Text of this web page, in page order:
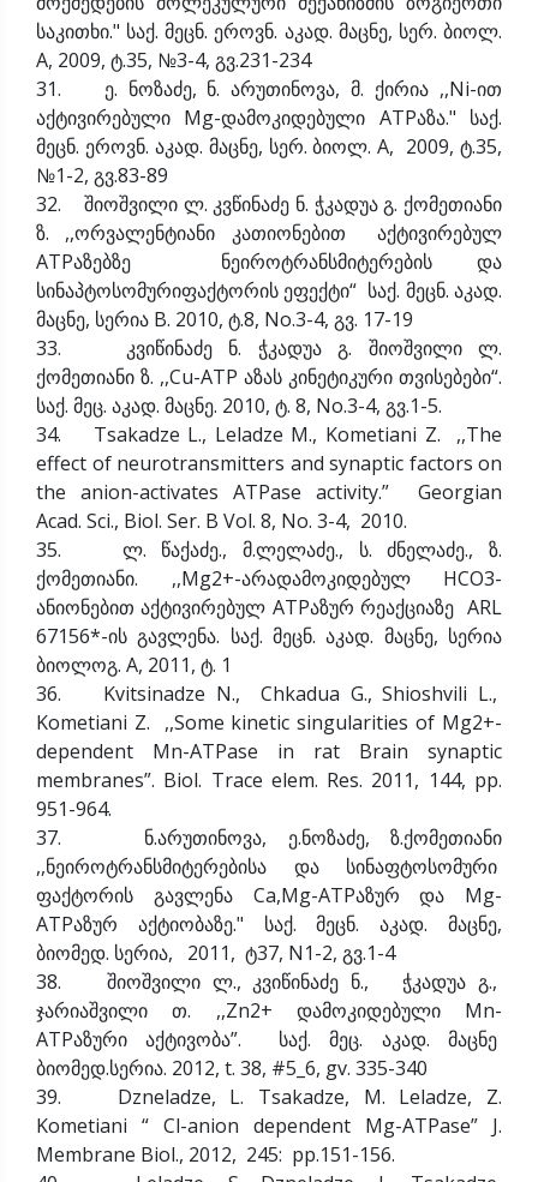
საკითხი." საქ. მეცნ. ეროვნ. აკად. მაცნე, სერ. ბიოლ.
A, 2009, ტ.35, №3-4, გვ.231-234
31. ე. ნოზაძე, ნ. არუთინოვა, მ. ქირია ,,Ni-ით
აქტივირებული Mg-დამოკიდებული ATPაზა." საქ.
მეცნ. ეროვნ. აკად. მაცნე, სერ. ბიოლ. A, 2009, ტ.35,
№1-2, გვ.83-89
32. შიოშვილი ლ. კვწინაძე ნ. ჭკადუა გ. ქომეთიანი
ზ. ,,ორვალენტიანი კათიონებით აქტივირებულ
ATPაზებზე ნეიროტრანსმიტერების და
სინაპტოსომურიფაქტორის ეფექტი“ საქ. მეცნ. აკად.
მაცნე, სერია B. 2010, ტ.8, No.3-4, გვ. 17-19
33. კვიწინაძე ნ. ჭკადუა გ. შიოშვილი ლ.
ქომეთიანი ზ. ,,Cu-ATP აზას კინეტიკური თვისებები“.
საქ. მეც. აკად. მაცნე. 2010, ტ. 8, No.3-4, გვ.1-5.
34. Tsakadze L., Leladze M., Kometiani Z. ,,The
effect of neurotransmitters and synaptic factors on
the anion-activates ATPase activity.” Georgian
Acad. Sci., Biol. Ser. B Vol. 8, No. 3-4, 2010.
35. ლ. წაქაძე., მ.ლელაძე., ს. ძნელაძე., ზ.
ქომეთიანი. ,,Mg2+-არადამოკიდებულ HCO3-
ანიონებით აქტივირებულ ATPაზურ რეაქციაზე ARL
67156*-ის გავლენა. საქ. მეცნ. აკად. მაცნე, სერია
ბიოლოგ. A, 2011, ტ. 1
36. Kvitsinadze N., Chkadua G., Shioshvili L.,
Kometiani Z. ,,Some kinetic singularities of Mg2+-
dependent Mn-ATPase in rat Brain synaptic
membranes”. Biol. Trace elem. Res. 2011, 144, pp.
951-964.
37. ნ.არუთინოვა, ე.ნოზაძე, ზ.ქომეთიანი
,,ნეიროტრანსმიტერებისა და სინაფტოსომური
ფაქტორის გავლენა Ca,Mg-ATPაზურ და Mg-
ATPაზურ აქტიობაზე." საქ. მეცნ. აკად. მაცნე,
ბიომედ. სერია, 2011, ტ37, N1-2, გვ.1-4
38. შიოშვილი ლ., კვიწინაძე ნ., ჭკადუა გ.,
ჯარიაშვილი თ. ,,Zn2+ დამოკიდებული Mn-
ATPაზური აქტივობა”. საქ. მეც. აკად. მაცნე
ბიომედ.სერია. 2012, t. 38, #5_6, gv. 335-340
39. Dzneladze, L. Tsakadze, M. Leladze, Z.
Kometiani “ Cl-anion dependent Mg-ATPase” J.
Membrane Biol., 2012, 245: pp.151-156.